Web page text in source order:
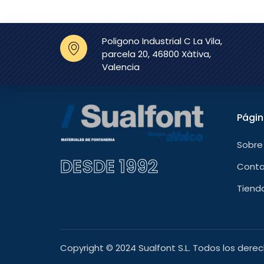
Poligono Industrial C La Vila,
parcela 20, 46800 Xàtiva,
Valencia
DESDE 1992
Copyright © 2024 Sualfont S.L. Todos los